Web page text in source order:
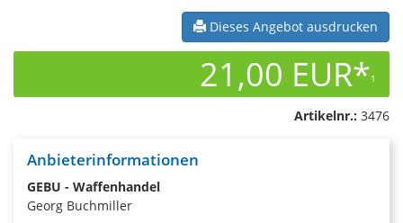
Dieses Angebot ausdrucken
21,00 EUR*1
Artikelnr.: 3476
Anbieterinformationen
GEBU - Waffenhandel
Georg Buchmiller